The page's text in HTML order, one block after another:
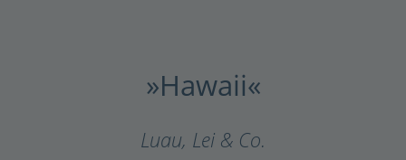
»Hawaii«
Luau, Lei & Co.